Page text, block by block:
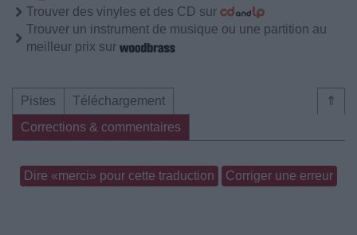
Trouver des vinyles et des CD sur
Trouver un instrument de musique ou une partition au
meilleur prix sur
⇑
Pistes
Téléchargement
Corrections & commentaires
Dire «merci» pour cette traduction Corriger une erreur